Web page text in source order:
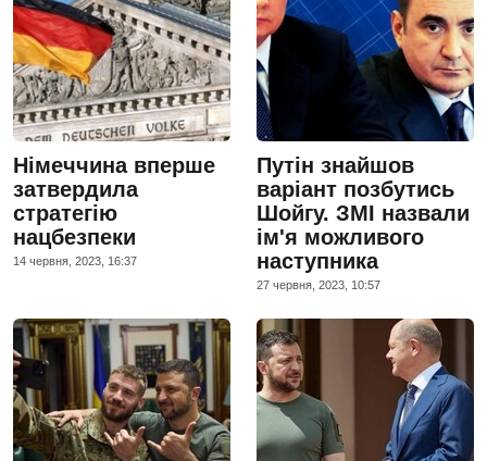
Німеччина вперше
затвердила
стратегію
нацбезпеки
14 червня, 2023, 16:37
Путін знайшов
варіант позбутись
Шойгу. ЗМІ назвали
ім'я можливого
наступника
27 червня, 2023, 10:57